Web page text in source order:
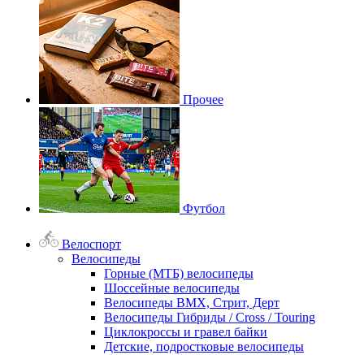
Прочее
Футбол
Велоспорт
Велосипеды
Горные (МТБ) велосипеды
Шоссейные велосипеды
Велосипеды BMX, Стрит, Дерт
Велосипеды Гибриды / Cross / Touring
Циклокроссы и гравел байки
Детские, подростковые велосипеды